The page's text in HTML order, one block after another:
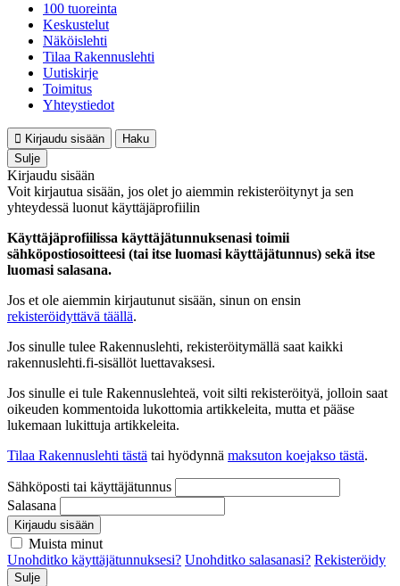
100 tuoreinta
Keskustelut
Näköislehti
Tilaa Rakennuslehti
Uutiskirje
Toimitus
Yhteystiedot
Kirjaudu sisään
Haku
Sulje
Kirjaudu sisään
Voit kirjautua sisään, jos olet jo aiemmin rekisteröitynyt ja sen
yhteydessä luonut käyttäjäprofiilin
Käyttäjäprofiilissa käyttäjätunnuksenasi toimii
sähköpostiosoitteesi (tai itse luomasi käyttäjätunnus) sekä itse
luomasi salasana.
Jos et ole aiemmin kirjautunut sisään, sinun on ensin
rekisteröidyttävä täällä.
Jos sinulle tulee Rakennuslehti, rekisteröitymällä saat kaikki
rakennuslehti.fi-sisällöt luettavaksesi.
Jos sinulle ei tule Rakennuslehteä, voit silti rekisteröityä, jolloin saat
oikeuden kommentoida lukottomia artikkeleita, mutta et pääse
lukemaan lukittuja artikkeleita.
Tilaa Rakennuslehti tästä tai hyödynnä maksuton koejakso tästä.
Sähköposti tai käyttäjätunnus
Salasana
Kirjaudu sisään
Muista minut
Unohditko käyttäjätunnuksesi? Unohditko salasanasi? Rekisteröidy
Sulje